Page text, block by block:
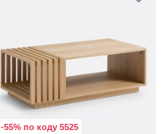
-55% по коду 5525